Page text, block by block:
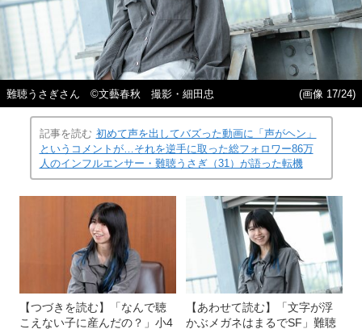
難聴うさぎさん ©文藝春秋 撮影・細田忠 (画像 17/24)
記事を読む 初めて声を出してバズった動画に「声がヘン」
というコメントが…それを逆手に取った総フォロワー86万
人のインフルエンサー・難聴うさぎ（31）が語った転機
【つづきを読む】「なんで聴
こえない子に産んだの？」小4
【あわせて読む】「文字が浮
かぶメガネはまるでSF」難聴